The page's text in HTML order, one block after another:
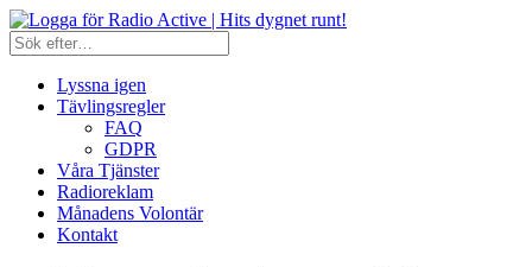
Lyssna igen
Tävlingsregler
FAQ
GDPR
Våra Tjänster
Radioreklam
Månadens Volontär
Kontakt